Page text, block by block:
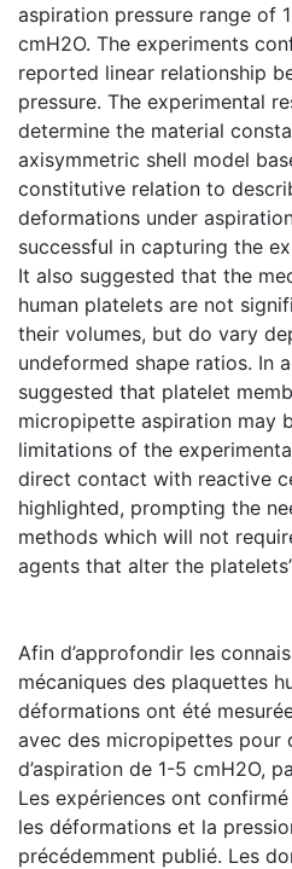
aspiration pressure range of
cmH2O. The experiments
reported linear relationship
pressure. The experimental
determine the material
axisymmetric shell model
constitutive relation to
deformations under
successful in capturing the
It also suggested that the
human platelets are not
their volumes, but do vary
undeformed shape ratios. In
suggested that platelet
micropipette aspiration may
limitations of the
direct contact with reactive
highlighted, prompting the
methods which will not
agents that alter the
Afin d’approfondir les
mécaniques des plaquettes
déformations ont été
avec des micropipettes pour
d’aspiration de 1-5 cmH2O,
Les expériences ont
les déformations et la
précédemment publié. Les